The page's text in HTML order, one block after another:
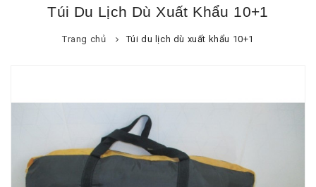
Túi Du Lịch Dù Xuất Khẩu 10+1
Trang chủ Túi du lịch dù xuất khẩu 10+1